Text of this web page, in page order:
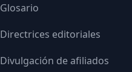
Glosario
Directrices editoriales
Divulgación de afiliados